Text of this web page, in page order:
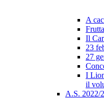
A
Il
23
27
I
il
A.S. 2022/